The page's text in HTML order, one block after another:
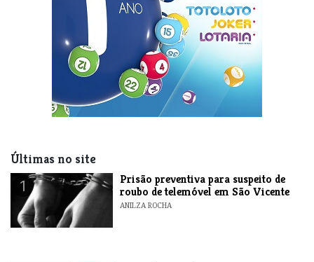
Últimas no site
1
Prisão preventiva para suspeito de
roubo de telemóvel em São Vicente
ANILZA ROCHA